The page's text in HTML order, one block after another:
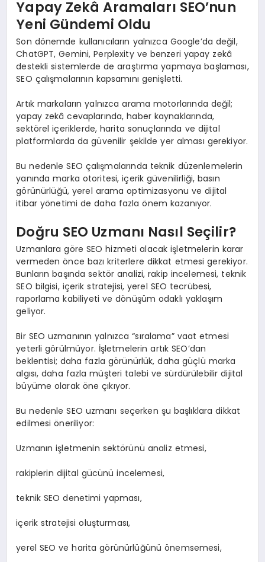
Yapay Zekâ Aramaları SEO’nun
Yeni Gündemi Oldu
Son dönemde kullanıcıların yalnızca Google’da değil,
ChatGPT, Gemini, Perplexity ve benzeri yapay zekâ
destekli sistemlerde de araştırma yapmaya başlaması,
SEO çalışmalarının kapsamını genişletti.
Artık markaların yalnızca arama motorlarında değil;
yapay zekâ cevaplarında, haber kaynaklarında,
sektörel içeriklerde, harita sonuçlarında ve dijital
platformlarda da güvenilir şekilde yer alması gerekiyor.
Bu nedenle SEO çalışmalarında teknik düzenlemelerin
yanında marka otoritesi, içerik güvenilirliği, basın
görünürlüğü, yerel arama optimizasyonu ve dijital
itibar yönetimi de daha fazla önem kazanıyor.
Doğru SEO Uzmanı Nasıl Seçilir?
Uzmanlara göre SEO hizmeti alacak işletmelerin karar
vermeden önce bazı kriterlere dikkat etmesi gerekiyor.
Bunların başında sektör analizi, rakip incelemesi, teknik
SEO bilgisi, içerik stratejisi, yerel SEO tecrübesi,
raporlama kabiliyeti ve dönüşüm odaklı yaklaşım
geliyor.
Bir SEO uzmanının yalnızca “sıralama” vaat etmesi
yeterli görülmüyor. İşletmelerin artık SEO’dan
beklentisi; daha fazla görünürlük, daha güçlü marka
algısı, daha fazla müşteri talebi ve sürdürülebilir dijital
büyüme olarak öne çıkıyor.
Bu nedenle SEO uzmanı seçerken şu başlıklara dikkat
edilmesi öneriliyor:
Uzmanın işletmenin sektörünü analiz etmesi,
rakiplerin dijital gücünü incelemesi,
teknik SEO denetimi yapması,
içerik stratejisi oluşturması,
yerel SEO ve harita görünürlüğünü önemsemesi,